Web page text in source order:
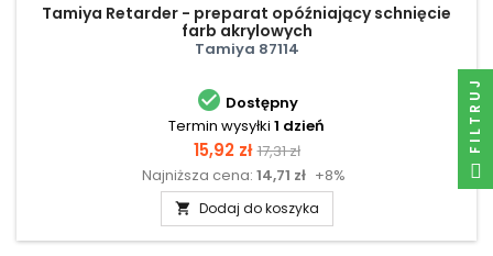
Tamiya Retarder - preparat opóźniający schnięcie
farb akrylowych
Tamiya 87114
 Dostępny
Termin wysyłki 1 dzień
Cena
15,92 zł Cena
podstawowa
17,31 zł
Najniższa cena: 14,71 zł +8%
 Dodaj do koszyka
FILTRUJ